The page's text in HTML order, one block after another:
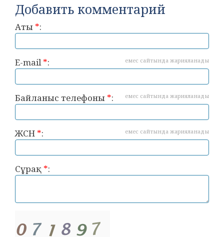
Добавить комментарий
Аты *:
E-mail*: емес сайтында жарияланады
Байланыс телефоны *: емес сайтында жарияланады
ЖСН *: емес сайтында жарияланады
Сұрақ *: